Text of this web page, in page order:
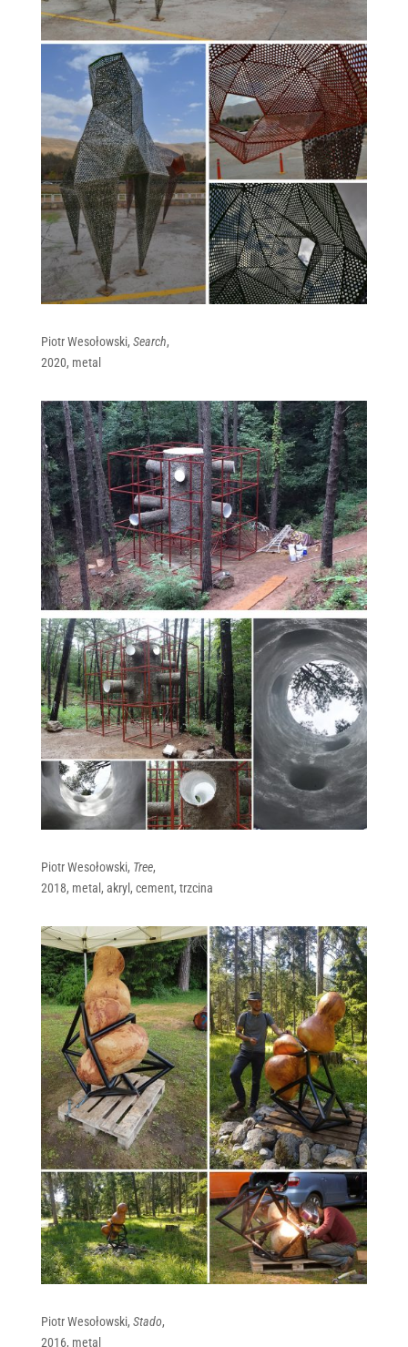
Piotr Wesołowski, Search,
2020, metal
Piotr Wesołowski, Tree,
2018, metal, akryl, cement, trzcina
Piotr Wesołowski, Stado,
2016, metal